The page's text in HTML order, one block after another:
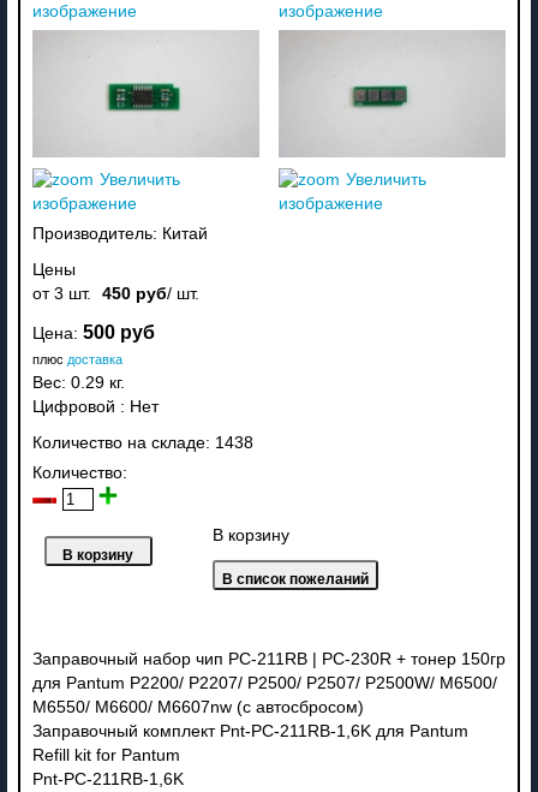
изображение
изображение
Увеличить
изображение
Увеличить
изображение
Производитель: Китай
Цены
от 3 шт.
450 руб/ шт.
Цена: 500 руб
плюс доставка
Вес: 0.29 кг.
Цифровой : Нет
Количество на складе: 1438
Количество:
В корзину
Заправочный набор чип PC-211RB | PC-230R + тонер 150гр
для Pantum P2200/ P2207/ P2500/ P2507/ P2500W/ M6500/
M6550/ M6600/ M6607nw (с автосбросом)
Заправочный комплект Pnt-PC-211RB-1,6K для Pantum
Refill kit for Pantum
Pnt-PC-211RB-1,6K